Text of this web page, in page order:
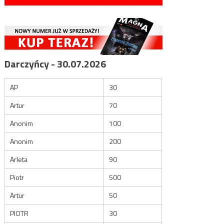
Darczyńcy - 30.07.2026
AP
30
Artur
70
Anonim
100
Anonim
200
Arleta
90
Piotr
500
Artur
50
PIOTR
30